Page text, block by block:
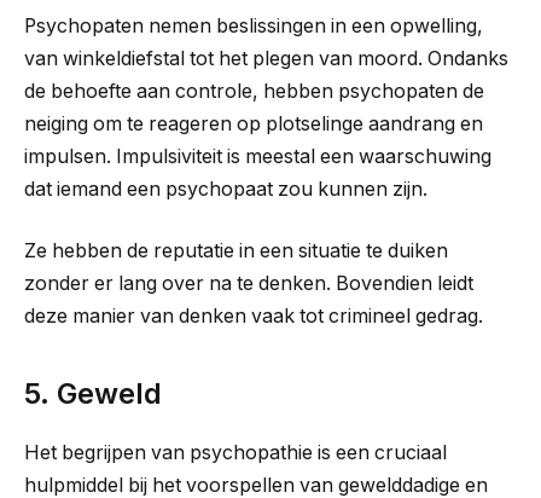
Psychopaten nemen beslissingen in een opwelling,
van winkeldiefstal tot het plegen van moord. Ondanks
de behoefte aan controle, hebben psychopaten de
neiging om te reageren op plotselinge aandrang en
impulsen. Impulsiviteit is meestal een waarschuwing
dat iemand een psychopaat zou kunnen zijn.
Ze hebben de reputatie in een situatie te duiken
zonder er lang over na te denken. Bovendien leidt
deze manier van denken vaak tot crimineel gedrag.
5. Geweld
Het begrijpen van psychopathie is een cruciaal
hulpmiddel bij het voorspellen van gewelddadige en